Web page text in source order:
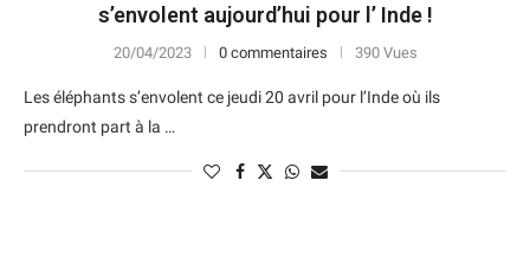
s’envolent aujourd’hui pour l’ Inde !
20/04/2023 0 commentaires 390 Vues
Les éléphants s’envolent ce jeudi 20 avril pour l’Inde où ils
prendront part à la …